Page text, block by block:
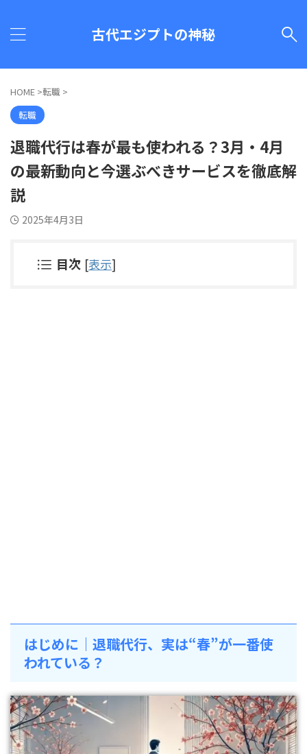
古代エジプトの神秘
HOME >転職 >
転職
退職代行は春が最も使われる？3月・4月
の最新動向と今選ぶべきサービスを徹底解
説
2025年4月3日
目次 [表示]
はじめに｜退職代行、実は“春”が一番使
われている？